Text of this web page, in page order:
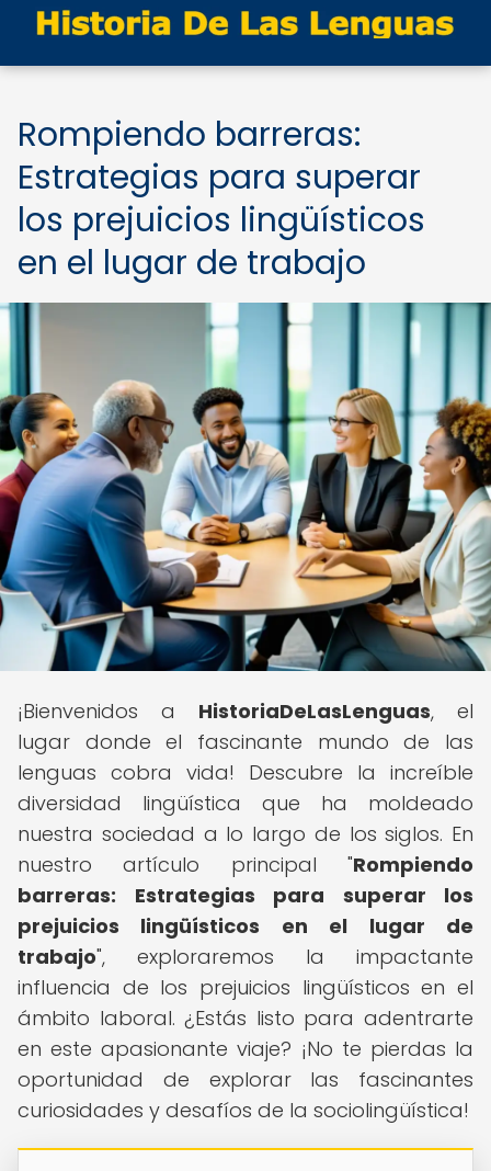
Rompiendo barreras:
Estrategias para superar
los prejuicios lingüísticos
en el lugar de trabajo
¡Bienvenidos a HistoriaDeLasLenguas, el
lugar donde el fascinante mundo de las
lenguas cobra vida! Descubre la increíble
diversidad lingüística que ha moldeado
nuestra sociedad a lo largo de los siglos. En
nuestro artículo principal "Rompiendo
barreras: Estrategias para superar los
prejuicios lingüísticos en el lugar de
trabajo", exploraremos la impactante
influencia de los prejuicios lingüísticos en el
ámbito laboral. ¿Estás listo para adentrarte
en este apasionante viaje? ¡No te pierdas la
oportunidad de explorar las fascinantes
curiosidades y desafíos de la sociolingüística!